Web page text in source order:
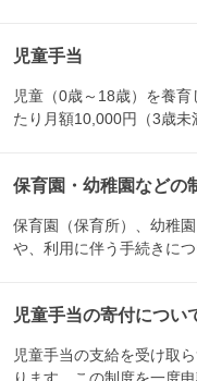
児童手当
児童（0歳～18歳）を養
たり月額10,000円（3歳
保育園・幼稚園などの
保育園（保育所）、幼稚
や、利用に伴う手続きに
児童手当の寄付につい
児童手当の支給を受け取